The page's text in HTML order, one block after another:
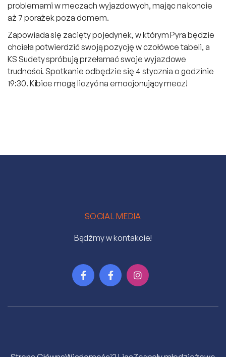
problemami w meczach wyjazdowych, mając na koncie
aż 7 porażek poza domem.
Zapowiada się zacięty pojedynek, w którym Pyra będzie
chciała potwierdzić swoją pozycję w czołówce tabeli, a
KS Sudety spróbują przełamać swoje wyjazdowe
trudności. Spotkanie odbędzie się 4 stycznia o godzinie
19:30. Kibice mogą liczyć na emocjonujący mecz!
SOCIAL MEDIA
Bądźmy w kontakcie!
  